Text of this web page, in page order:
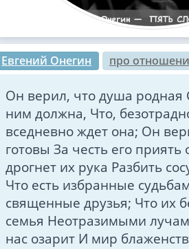
Евгений Онегин про
Он верил, что душа родная
ним должна, Что,
вседневно ждет она; Он
готовы За честь его
дрогнет их рука Разбить
Что есть избранные
священные друзья; Что их
семья Неотразимыми
нас озарит И мир